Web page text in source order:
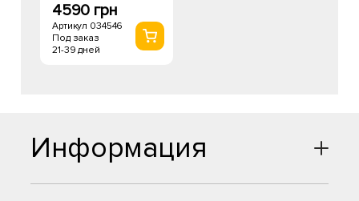
4590 грн
Артикул 034546
Под заказ
21-39 дней
Информация